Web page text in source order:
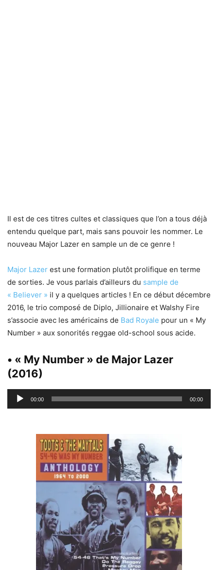
Il est de ces titres cultes et classiques que l’on a tous déjà
entendu quelque part, mais sans pouvoir les nommer. Le
nouveau Major Lazer en sample un de ce genre !
Major Lazer est une formation plutôt prolifique en terme
de sorties. Je vous parlais d’ailleurs du sample de
« Believer » il y a quelques articles ! En ce début décembre
2016, le trio composé de Diplo, Jillionaire et Walshy Fire
s’associe avec les américains de Bad Royale pour un « My
Number » aux sonorités reggae old-school sous acide.
• « My Number » de Major Lazer
(2016)
Lecteur
audio
00:00 00:00